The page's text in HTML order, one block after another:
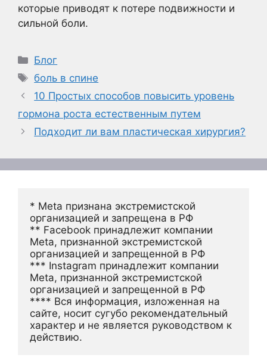
которые приводят к потере подвижности и
сильной боли.
Рубрики
Блог
Метки
боль в спине
10 Простых способов повысить уровень
гормона роста естественным путем
Подходит ли вам пластическая хирургия?
* Meta признана экстремистской
организацией и запрещена в РФ
** Facebook принадлежит компании
Meta, признанной экстремистской
организацией и запрещенной в РФ
*** Instagram принадлежит компании
Meta, признанной экстремистской
организацией и запрещенной в РФ
**** Вся информация, изложенная на
сайте, носит сугубо рекомендательный
характер и не является руководством к
действию.